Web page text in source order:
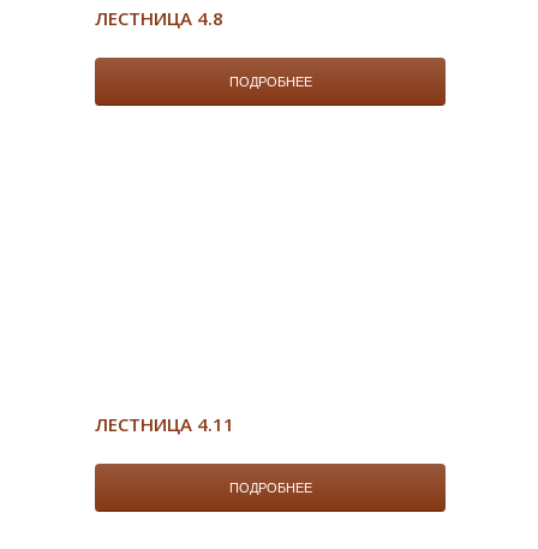
ЛЕСТНИЦА 4.8
ПОДРОБНЕЕ
ЛЕСТНИЦА 4.11
ПОДРОБНЕЕ